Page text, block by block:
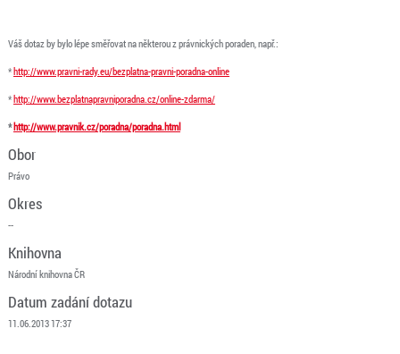
Váš dotaz by bylo lépe směřovat na některou z právnických poraden, např.:
*http://www.pravni-rady.eu/bezplatna-pravni-poradna-online
*http://www.bezplatnapravniporadna.cz/online-zdarma/
*http://www.pravnik.cz/poradna/poradna.html
Obor
Právo
Okres
--
Knihovna
Národní knihovna ČR
Datum zadání dotazu
11.06.2013 17:37